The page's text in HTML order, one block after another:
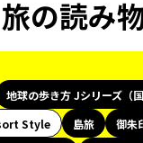
の読み
地球の歩き方 Jシリーズ（国
Style 島旅 御朱